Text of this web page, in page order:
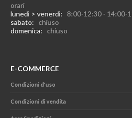
orari
lunedì > venerdì: 8:00-12:30 - 14:00-
sabato: chiuso
domenica: chiuso
E-COMMERCE
Condizioni d'uso
Condizioni di vendita